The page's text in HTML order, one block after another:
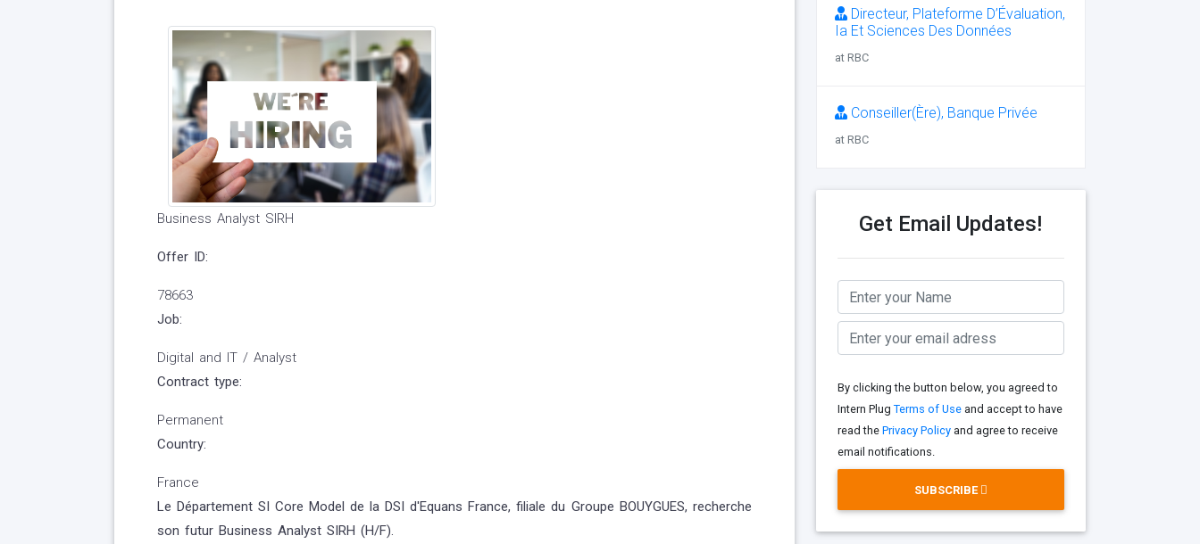
Business Analyst SIRH
Offer ID:
78663
Job:
Digital and IT / Analyst
Contract type:
Permanent
Country:
France
Le Département SI Core Model de la DSI d'Equans France, filiale du Groupe BOUYGUES, recherche
son futur Business Analyst SIRH (H/F).
Directeur, Plateforme D’Évaluation,
Ia Et Sciences Des Données
at RBC
Conseiller(Ère), Banque Privée
at RBC
Get Email Updates!
By clicking the button below, you agreed to
Intern Plug Terms of Useand accept to have
read the Privacy Policyand agree to receive
email notifications.
SUBSCRIBE